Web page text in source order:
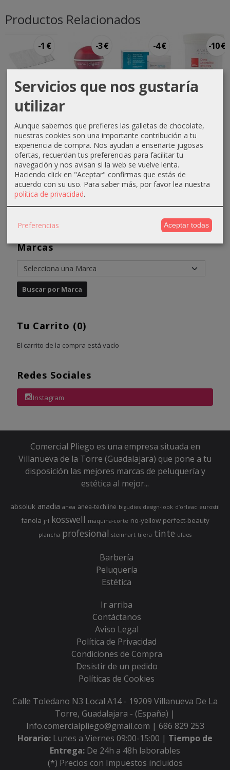
Marcas
Tu Carrito (0)
El carrito de la compra está vacío
Redes Sociales
Instagram
Productos Relacionados
-1 €
Toalla
manicura
2,70 €
3,90 €
-3 €
Crema
rejuvenecedora
18,91 €
21,91 €
-4 €
Hidratante
secos 50ml
...
10,48 €
14,48 €
-10 €
Crema
38,60 €
48,60 €
Comercial Pliego es una empresa situada en
Villanueva de la Torre (Guadalajara) que pone a tu
disposición las mejores marcas de peluquería y
estética al mejor...
absoluk anadia anea anea-techline bigudies design-look d’orleac eurostil
fanola jrl kosswell maquina-corte no-yellow perfect-beauty
plancha profesional steinhart tijera tinte ufaes
Barbería
Peluquería
Estética
Ir arriba
Contáctanos
Aviso Legal
Política de Privacidad
Condiciones de Compra
Desistir de un pedido
Políticas de Cookies
Calle Toledano N3 Local A14 - 19209 Villanueva De La
Torre, Guadalajara - (España) |
Info.comercialpliego@gmail.com | 686 829 253
Horario: Lunes a Viernes 09:00-15:00 | Tiempo de
Entrega: De 24h a 48h laborables
(*) Precios con Impuestos incluidos
Servicios que nos gustaría
utilizar
Aunque sabemos que prefieres las galletas de chocolate,
nuestras cookies son una importante contribución a tu
experiencia de compra. Nos ayudan a enseñarte jugosas
ofertas, recuerdan tus preferencias para facilitar tu
navegación y nos avisan si la web se vuelve lenta.
Haciendo click en "Aceptar" confirmas que estás de
acuerdo con su uso. Para saber más, por favor lea nuestra
política de privacidad.
Preferencias Aceptar todas